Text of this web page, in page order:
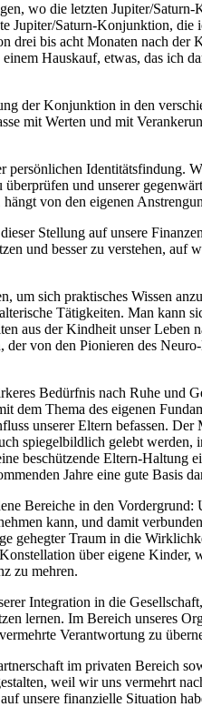
wo die letzten Jupiter/
Jupiter/Saturn-Konjunktion,
drei bis acht Monaten nach
Hauskauf, etwas, das ich
der Konjunktion in den
mit Werten und mit
persönlichen Identitätsfindung.
und unserer
von den eigenen
Stellung auf unsere
und besser zu verstehen,
um sich praktisches Wissen
Tätigkeiten. Man kann
aus der Kindheit unser Leben
der von den Pionieren des
Bedürfnis nach Ruhe und
dem Thema des eigenen
unserer Eltern befassen.
spiegelbildlich gelebt
beschützende Eltern-
Jahre eine gute Basis
Bereiche in den
kann, und damit
gehegter Traum in die
über eigene
zu mehren.
Integration in die
lernen. Im Bereich unseres
Verantwortung zu
im privaten Bereich
weil wir uns vermehrt
unsere finanzielle Situation